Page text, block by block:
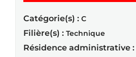
Catégorie(s) : C
Filière(s) : Technique
Résidence administrative :